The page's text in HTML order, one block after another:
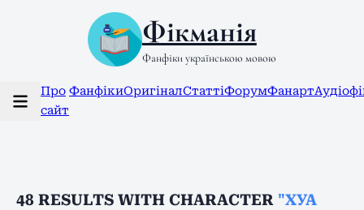
Фікманія
Фанфіки українською мовою
Про
сайт
ФанфікиОригіналСтаттіФорумФанарт
48 RESULTS WITH CHARACTER "ХУА